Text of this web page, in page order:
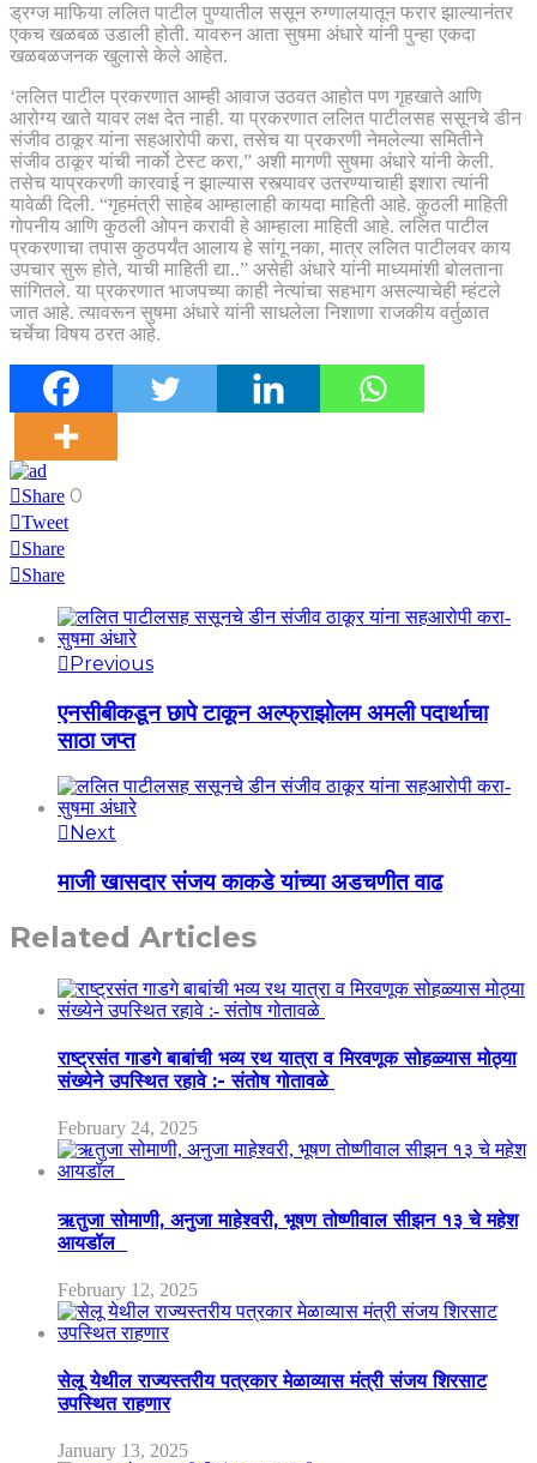
ड्रग्ज माफिया ललित पाटील पुण्यातील ससून रुग्णालयातून फरार झाल्यानंतर
एकच खळबळ उडाली होती. यावरुन आता सुषमा अंधारे यांनी पुन्हा एकदा
खळबळजनक खुलासे केले आहेत.
‘ललित पाटील प्रकरणात आम्ही आवाज उठवत आहोत पण गृहखाते आणि
आरोग्य खाते यावर लक्ष देत नाही. या प्रकरणात ललित पाटीलसह ससूनचे डीन
संजीव ठाकूर यांना सहआरोपी करा, तसेच या प्रकरणी नेमलेल्या समितीने
संजीव ठाकूर यांची नार्को टेस्ट करा,” अशी मागणी सुषमा अंधारे यांनी केली.
तसेच याप्रकरणी कारवाई न झाल्यास रस्त्यावर उतरण्याचाही इशारा त्यांनी
यावेळी दिली. “गृहमंत्री साहेब आम्हालाही कायदा माहिती आहे. कुठली माहिती
गोपनीय आणि कुठली ओपन करावी हे आम्हाला माहिती आहे. ललित पाटील
प्रकरणाचा तपास कुठपर्यंत आलाय हे सांगू नका, मात्र ललित पाटीलवर काय
उपचार सुरू होते, याची माहिती द्या..” असेही अंधारे यांनी माध्यमांशी बोलताना
सांगितले. या प्रकरणात भाजपच्या काही नेत्यांचा सहभाग असल्याचेही म्हंटले
जात आहे. त्यावरून सुषमा अंधारे यांनी साधलेला निशाणा राजकीय वर्तुळात
चर्चेचा विषय ठरत आहे.
Share 0
Tweet
Share
Share
Previous
एनसीबीकडून छापे टाकून अल्फ्राझोलम अमली पदार्थाचा
साठा जप्त
Next
माजी खासदार संजय काकडे यांच्या अडचणीत वाढ
Related Articles
राष्ट्रसंत गाडगे बाबांची भव्य रथ यात्रा व मिरवणूक सोहळ्यास मोठ्या
संख्येने उपस्थित रहावे :- संतोष गोतावळे
February 24, 2025
ऋतुजा सोमाणी, अनुजा माहेश्वरी, भूषण तोष्णीवाल सीझन १३ चे महेश
आयडॉल
February 12, 2025
सेलू येथील राज्यस्तरीय पत्रकार मेळाव्यास मंत्री संजय शिरसाट
उपस्थित राहणार
January 13, 2025